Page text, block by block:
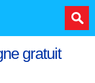
gratuit